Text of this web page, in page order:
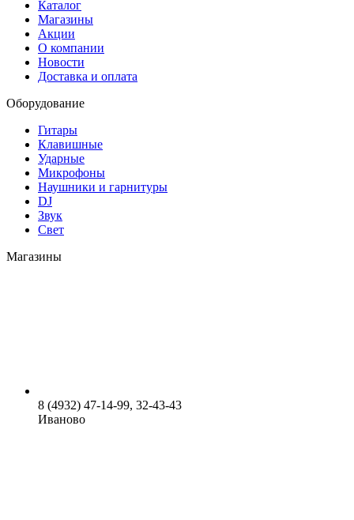
Каталог
Магазины
Акции
О компании
Новости
Доставка и оплата
Оборудование
Гитары
Клавишные
Ударные
Микрофоны
Наушники и гарнитуры
DJ
Звук
Свет
Магазины
8 (4932) 47-14-99, 32-43-43
Иваново